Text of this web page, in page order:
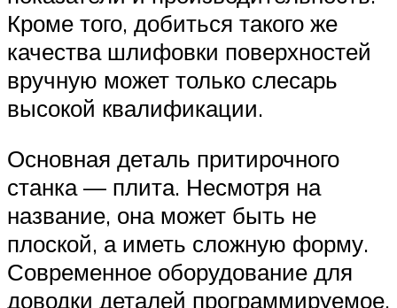
Кроме того, добиться такого же
качества шлифовки поверхностей
вручную может только слесарь
высокой квалификации.
Основная деталь притирочного
станка — плита. Несмотря на
название, она может быть не
плоской, а иметь сложную форму.
Современное оборудование для
доводки деталей программируемое,